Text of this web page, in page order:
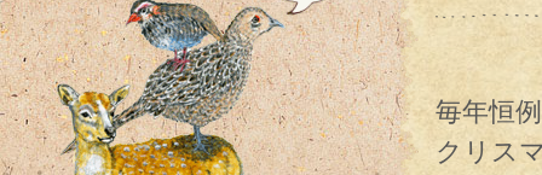
毎年恒
クリス